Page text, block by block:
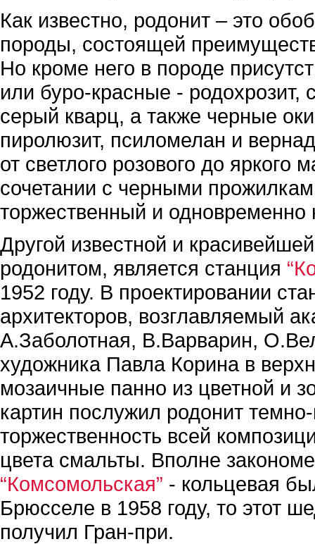
Как известно, родонит – это
породы, состоящей
Но кроме него в породе
или буро-красные - родохрозит,
серый кварц, а также черные
пиролюзит, псиломелан и
от светлого розового до яркого
сочетании с черными
торжественный и
Другой известной и
родонитом, является станция
1952 году. В проектировании
архитекторов, возглавляемый
А.Заболотная, В.Варварин,
художника Павла Корина в
мозаичные панно из цветной и
картин послужил родонит
торжественность всей
цвета смальты. Вполне
“Комсомольская” - кольцевая
Брюсселе в 1958 году, то этот
получил Гран-при.